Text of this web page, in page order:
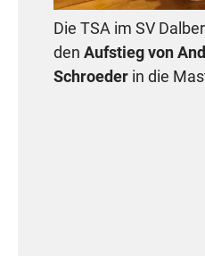
Die TSA im SV
den Aufstieg von
Schroeder in die
Am 23.04.23 war es
Gifhorn ertanzten